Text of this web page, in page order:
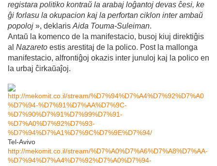
registara politiko kontraŭ la arabaj loĝantoj devas ĉesi, ke
ĝi forlasu la okupacion kaj la perfortan ciklon inter ambaŭ
popoloj », deklaris Aida Touma-Suleiman.
Antaŭ la komenco de la manifestacio, busoj kiuj direktiĝis
al Nazareto estis arestitaj de la polico. Post la mallonga
manifestacio, alfrontiĝoj okazis inter junuloj kaj la polico en
la urbaj ĉirkaŭaĵoj.
http://mekomit.co.il/stream/%D7%94%D7%A4%D7%92%D7%A0
%D7%94-%D7%91%D7%AA%D7%9C-
%D7%90%D7%91%D7%99%D7%91-
%D7%A0%D7%92%D7%93-
%D7%94%D7%A1%D7%9C%D7%9E%D7%94/
Tel-Avivo
http://mekomit.co.il/stream/%D7%A0%D7%A6%D7%A8%D7%AA-
%D7%94%D7%A4%D7%92%D7%A0%D7%94-